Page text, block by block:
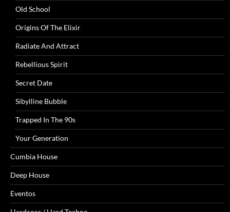
Old School
Origins Of The Elixir
Radiate And Attract
Rebellious Spirit
Secret Date
Sibylline Bubble
Trapped In The 90s
Your Generation
Cumbia House
Deep House
Eventos